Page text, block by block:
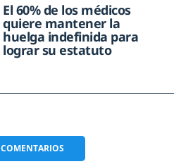
El 60% de los médicos
quiere mantener la
huelga indefinida para
lograr su estatuto
COMENTARIOS